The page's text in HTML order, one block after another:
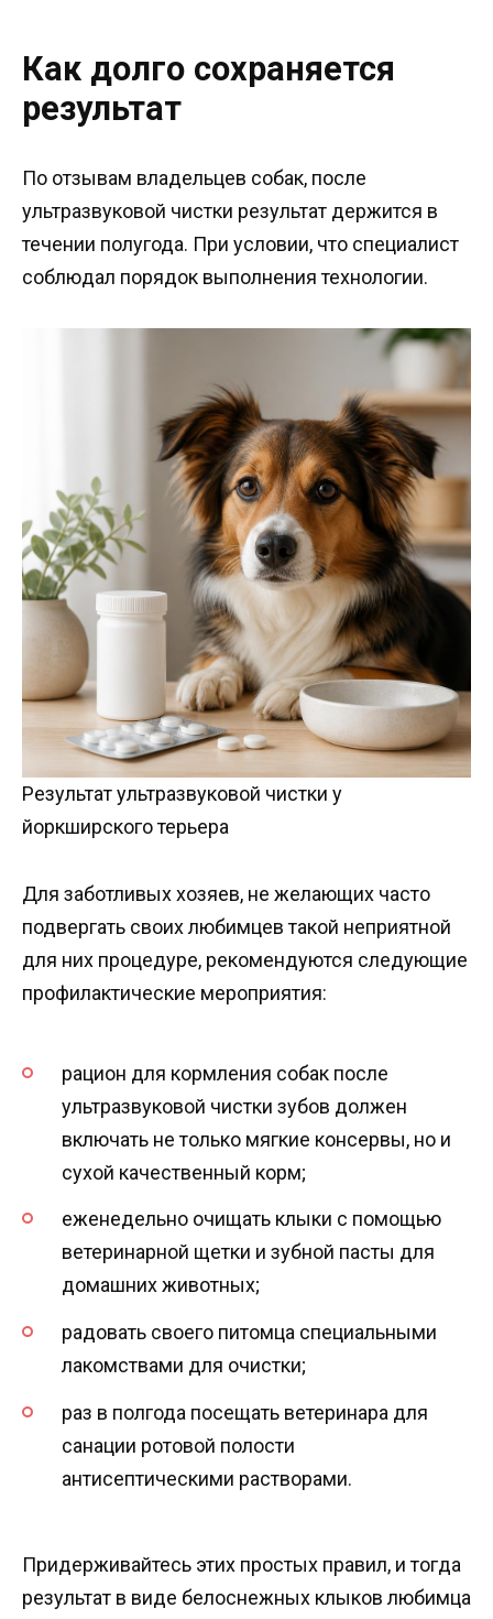
Как долго сохраняется
результат
По отзывам владельцев собак, после
ультразвуковой чистки результат держится в
течении полугода. При условии, что специалист
соблюдал порядок выполнения технологии.
Результат ультразвуковой чистки у
йоркширского терьера
Для заботливых хозяев, не желающих часто
подвергать своих любимцев такой неприятной
для них процедуре, рекомендуются следующие
профилактические мероприятия:
рацион для кормления собак после
ультразвуковой чистки зубов должен
включать не только мягкие консервы, но и
сухой качественный корм;
еженедельно очищать клыки с помощью
ветеринарной щетки и зубной пасты для
домашних животных;
радовать своего питомца специальными
лакомствами для очистки;
раз в полгода посещать ветеринара для
санации ротовой полости
антисептическими растворами.
Придерживайтесь этих простых правил, и тогда
результат в виде белоснежных клыков любимца